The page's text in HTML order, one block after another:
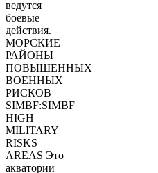
ведутся
боевые
действия.
МОРСКИЕ
РАЙОНЫ
ПОВЫШЕННЫХ
ВОЕННЫХ
РИСКОВ
SIMBF:SIMBF
HIGH
MILITARY
RISKS
AREAS Это
акватории